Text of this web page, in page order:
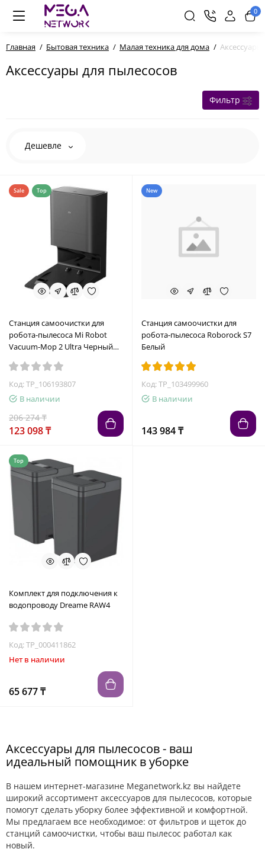
0
Главная Бытовая техника Малая техника для дома
Аксессуары для пылесосов
Фильтр
Дешевле
Sale Top
Станция самоочистки для
робота-пылесоса Mi Robot
Vacuum-Mop 2 Ultra Черный
Код: TP_106193807
В наличии
206 274 ₸
123 098 ₸
New
Станция самоочистки для
робота-пылесоса Roborock S7
Белый
Код: TP_103499960
В наличии
143 984 ₸
Top
Комплект для подключения к
водопроводу Dreame RAW4
Код: TP_000411862
Нет в наличии
65 677 ₸
Аксессуары для пылесосов - ваш
идеальный помощник в уборке
В нашем интернет-магазине Meganetwork.kz вы найдете
широкий ассортимент аксессуаров для пылесосов, которые
помогут сделать уборку более эффективной и комфортной.
Мы предлагаем все необходимое: от фильтров и щеток до
станций самоочистки, чтобы ваш пылесос работал как
новый.